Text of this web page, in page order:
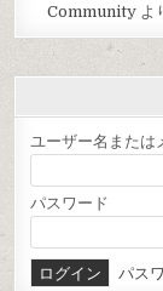
Communityよ
ユーザー名または
パスワード
パス